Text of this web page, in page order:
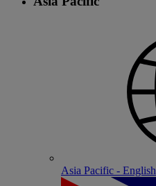
Asia Pacific - English